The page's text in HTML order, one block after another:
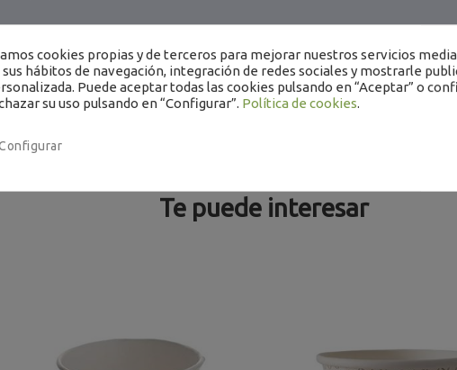
Te puede interesar
cookies propias y de terceros para mejorar nuestros servicios
sus hábitos de navegación, integración de redes sociales y mostrarle
Puede aceptar todas las cookies pulsando en “Aceptar” o
su uso pulsando en “Configurar”. Política de cookies.